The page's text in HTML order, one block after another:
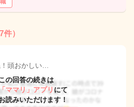
件）
頭おかしい…
の回答の続きは
ママリ」アプリ にて
読みいただけます！